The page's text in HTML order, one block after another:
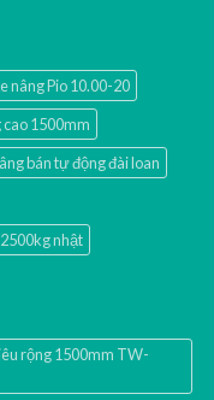
nâng Pio 10.00-20
cao 1500mm
bán tự động đài loan
nhật
rộng 1500mm TW-